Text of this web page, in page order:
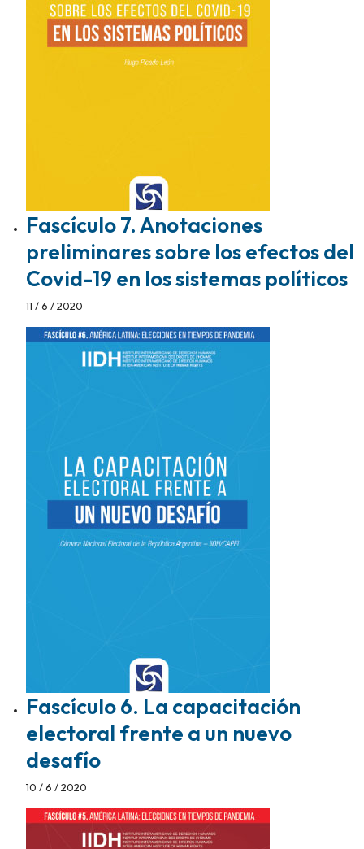
Fascículo 7. Anotaciones
preliminares sobre los efectos del
Covid-19 en los sistemas políticos
11 / 6 / 2020
Fascículo 6. La capacitación
electoral frente a un nuevo
desafío
10 / 6 / 2020